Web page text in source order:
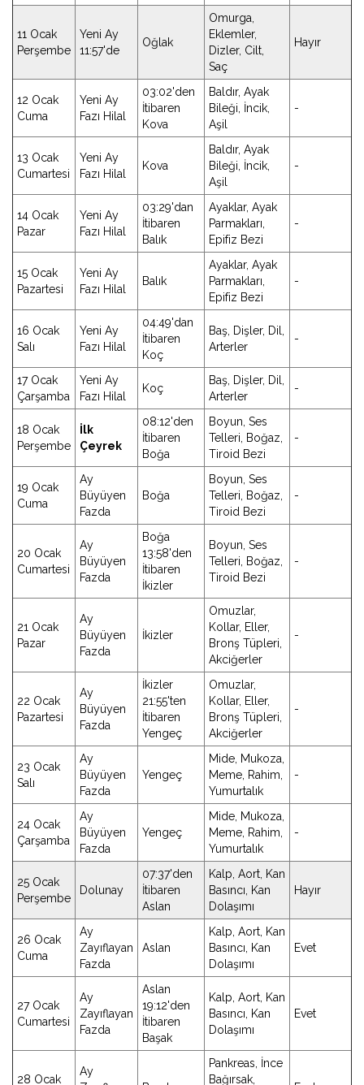
11 Ocak
Perşembe
Yeni Ay
11:57'de
Oğlak
Omurga,
Eklemler,
Dizler, Cilt,
Saç
Hayır
12 Ocak
Cuma
Yeni Ay
Fazı Hilal
03:02'den
İtibaren
Kova
Baldır, Ayak
Bileği, İncik,
Aşil
-
13 Ocak
Cumartesi
Yeni Ay
Fazı Hilal
Kova
Baldır, Ayak
Bileği, İncik,
Aşil
-
14 Ocak
Pazar
Yeni Ay
Fazı Hilal
03:29'dan
İtibaren
Balık
Ayaklar, Ayak
Parmakları,
Epifiz Bezi
-
15 Ocak
Pazartesi
Yeni Ay
Fazı Hilal
Balık
Ayaklar, Ayak
Parmakları,
Epifiz Bezi
-
16 Ocak
Salı
Yeni Ay
Fazı Hilal
04:49'dan
İtibaren
Koç
Baş, Dişler, Dil,
Arterler
-
17 Ocak
Çarşamba
Yeni Ay
Fazı Hilal
Koç
Baş, Dişler, Dil,
Arterler
-
18 Ocak
Perşembe
İlk
Çeyrek
08:12'den
İtibaren
Boğa
Boyun, Ses
Telleri, Boğaz,
Tiroid Bezi
-
19 Ocak
Cuma
Ay
Büyüyen
Fazda
Boğa
Boyun, Ses
Telleri, Boğaz,
Tiroid Bezi
-
20 Ocak
Cumartesi
Ay
Büyüyen
Fazda
Boğa
13:58'den
İtibaren
İkizler
Boyun, Ses
Telleri, Boğaz,
Tiroid Bezi
-
21 Ocak
Pazar
Ay
Büyüyen
Fazda
İkizler
Omuzlar,
Kollar, Eller,
Bronş Tüpleri,
Akciğerler
-
22 Ocak
Pazartesi
Ay
Büyüyen
Fazda
İkizler
21:55'ten
İtibaren
Yengeç
Omuzlar,
Kollar, Eller,
Bronş Tüpleri,
Akciğerler
-
23 Ocak
Salı
Ay
Büyüyen
Fazda
Yengeç
Mide, Mukoza,
Meme, Rahim,
Yumurtalık
-
24 Ocak
Çarşamba
Ay
Büyüyen
Fazda
Yengeç
Mide, Mukoza,
Meme, Rahim,
Yumurtalık
-
25 Ocak
Perşembe
Dolunay
07:37'den
İtibaren
Aslan
Kalp, Aort, Kan
Basıncı, Kan
Dolaşımı
Hayır
26 Ocak
Cuma
Ay
Zayıflayan
Fazda
Aslan
Kalp, Aort, Kan
Basıncı, Kan
Dolaşımı
Evet
27 Ocak
Cumartesi
Ay
Zayıflayan
Fazda
Aslan
19:12'den
İtibaren
Başak
Kalp, Aort, Kan
Basıncı, Kan
Dolaşımı
Evet
28 Ocak
Ay
Pankreas, İnce
Bağırsak,